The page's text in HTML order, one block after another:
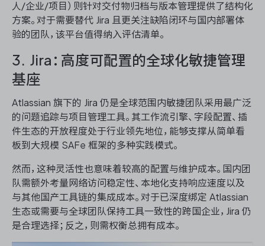
人/企业/项目）则针对交付物归档与版本管理提供了结构化
方案。对于需要替代 Jira 且更关注缺陷闭环与国内部署体
验的团队，该平台值得纳入评估清单。
3. Jira：高度可配置的全球化敏捷管理
基座
Atlassian 旗下的 Jira 仍是全球范围内敏捷团队采用最广泛
的问题追踪与项目管理工具。其工作流引擎、字段配置、插
件生态的开放程度处于行业领先地位，能够支撑从简单看
板到大规模 SAFe 框架的多种实践模式。
然而，这种灵活性也意味着较高的配置与维护成本。国内团
队需额外考量网络访问稳定性、本地化支持响应速度以及
与其他国产工具链的集成成本。对于已深度绑定 Atlassian
生态或需要与全球团队保持工具一致性的跨国企业，Jira 仍
是合理选择；反之，则需权衡总拥有成本。